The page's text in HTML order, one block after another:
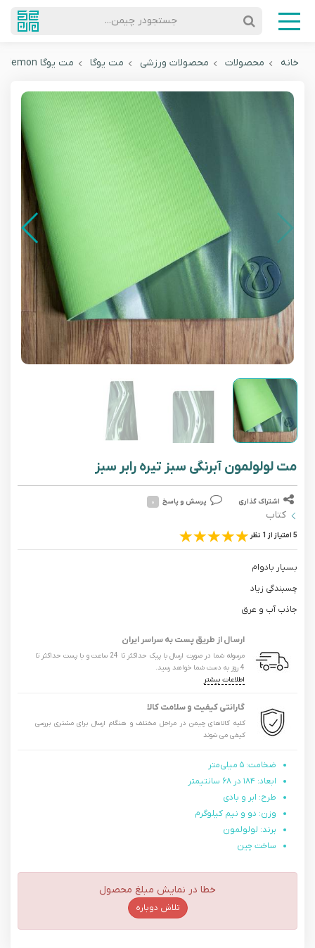
جستجودر چیمن...
خانه محصولات محصولات ورزشی مت یوگا مت یوگا Lululemon
مت لولولمون آبرنگی سبز تیره رابر سبز
اشتراک گذاری پرسش و پاسخ ۰
کتاب
5 امتیاز از 1 نظر
بسیار بادوام
چسبندگی زیاد
جاذب آب و عرق
ارسال از طریق پست به سراسر ایران
مرسوله شما در صورت ارسال با پیک حداکثر تا 24 ساعت و با پست حداکثر تا
4 روز به دست شما خواهد رسید.
اطلاعات بیشتر
گارانتی کیفیت و سلامت کالا
کلیه کالاهای چیمن در مراحل مختلف و هنگام ارسال برای مشتری بررسی
کیفی می شوند
ضخامت: ۵ میلی‌متر
ابعاد: ۱۸۴ در ۶۸ سانتیمتر
طرح: ابر و بادی
وزن: دو و نیم کیلوگرم
برند: لولولمون
ساخت چین
خطا در نمایش مبلغ محصول
تلاش دوباره